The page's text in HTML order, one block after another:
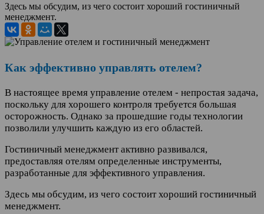
Здесь мы обсудим, из чего состоит хороший гостиничный
менеджмент.
Как эффективно управлять отелем?
В настоящее время управление отелем - непростая задача,
поскольку для хорошего контроля требуется большая
осторожность. Однако за прошедшие годы технологии
позволили улучшить каждую из его областей.
Гостиничный менеджмент активно развивался,
предоставляя отелям определенные инструменты,
разработанные для эффективного управления.
Здесь мы обсудим, из чего состоит хороший гостиничный
менеджмент.